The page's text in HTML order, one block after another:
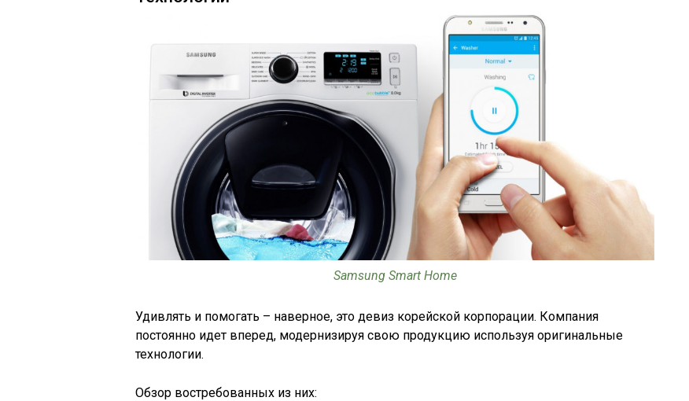
Samsung Smart Home
Удивлять и помогать – наверное, это девиз корейской корпорации. Компания
постоянно идет вперед, модернизируя свою продукцию используя оригинальные
технологии.
Обзор востребованных из них: